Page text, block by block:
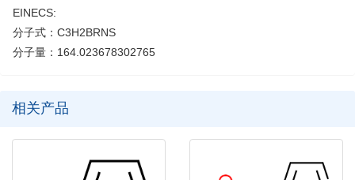
EINECS:
分子式：C3H2BRNS
分子量：164.023678302765
相关产品